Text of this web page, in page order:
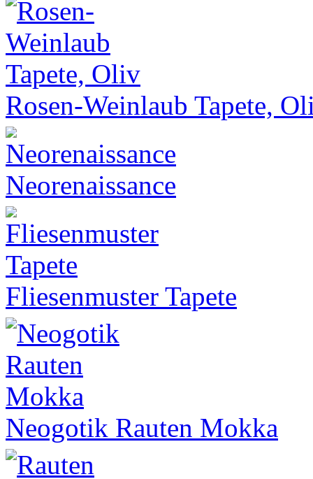
Rosen-Weinlaub Tapete,
Neorenaissance
Fliesenmuster Tapete
Neogotik Rauten Mokka